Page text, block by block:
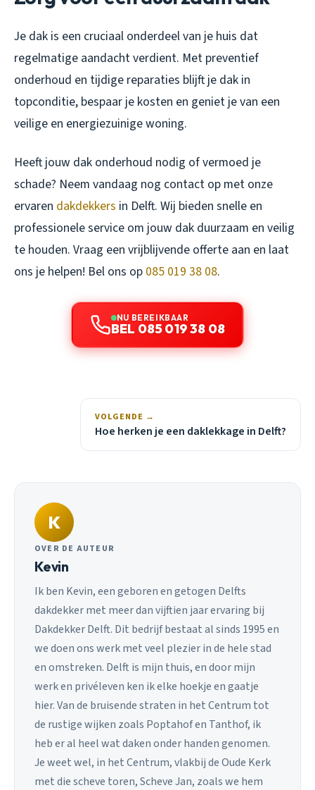
Je dak is een cruciaal onderdeel van je huis dat
regelmatige aandacht verdient. Met preventief
onderhoud en tijdige reparaties blijft je dak in
topconditie, bespaar je kosten en geniet je van een
veilige en energiezuinige woning.
Heeft jouw dak onderhoud nodig of vermoed je
schade? Neem vandaag nog contact op met onze
ervaren dakdekkers in Delft. Wij bieden snelle en
professionele service om jouw dak duurzaam en veilig
te houden. Vraag een vrijblijvende offerte aan en laat
ons je helpen! Bel ons op 085 019 38 08.
NU BEREIKBAAR
BEL 085 019 38 08
VOLGENDE →
Hoe herken je een daklekkage in Delft?
K
OVER DE AUTEUR
Kevin
Ik ben Kevin, een geboren en getogen Delfts
dakdekker met meer dan vijftien jaar ervaring bij
Dakdekker Delft. Dit bedrijf bestaat al sinds 1995 en
we doen ons werk met veel plezier in de hele stad
en omstreken. Delft is mijn thuis, en door mijn
werk en privéleven ken ik elke hoekje en gaatje
hier. Van de bruisende straten in het Centrum tot
de rustige wijken zoals Poptahof en Tanthof, ik
heb er al heel wat daken onder handen genomen.
Je weet wel, in het Centrum, vlakbij de Oude Kerk
met die scheve toren, Scheve Jan, zoals we hem